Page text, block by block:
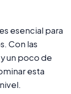
esencial para
Con las
un poco de
esta